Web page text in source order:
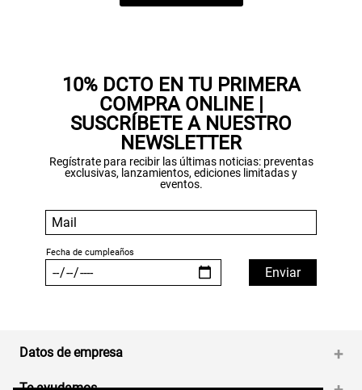
10% DCTO EN TU PRIMERA
COMPRA ONLINE |
SUSCRÍBETE A NUESTRO
NEWSLETTER
Regístrate para recibir las últimas noticias: preventas
exclusivas, lanzamientos, ediciones limitadas y
eventos.
Datos de empresa +